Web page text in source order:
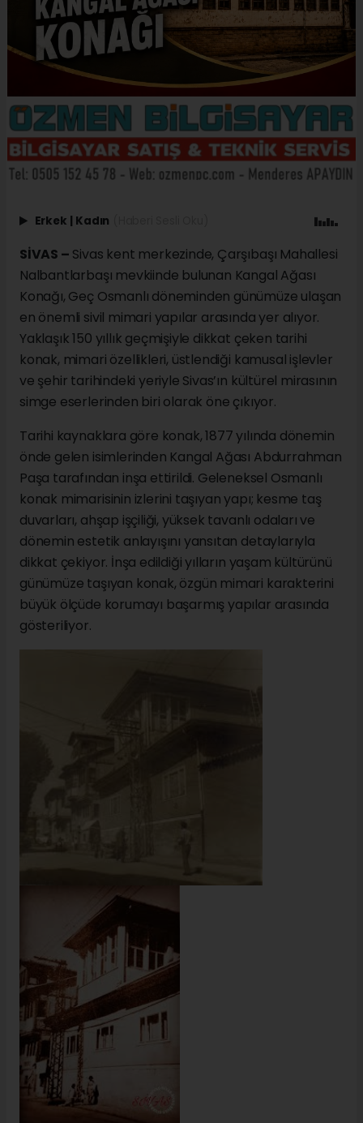
Erkek | Kadın
SİVAS – Sivas kent merkezinde, Çarşıbaşı Mahallesi
Nalbantlarbaşı mevkiinde bulunan Kangal Ağası
Konağı, Geç Osmanlı döneminden günümüze ulaşan
en önemli sivil mimari yapılar arasında yer alıyor.
Yaklaşık 150 yıllık geçmişiyle dikkat çeken tarihi
konak, mimari özellikleri, üstlendiği kamusal işlevler
ve şehir tarihindeki yeriyle Sivas’ın kültürel mirasının
simge eserlerinden biri olarak öne çıkıyor.
Tarihi kaynaklara göre konak, 1877 yılında dönemin
önde gelen isimlerinden Kangal Ağası Abdurrahman
Paşa tarafından inşa ettirildi. Geleneksel Osmanlı
konak mimarisinin izlerini taşıyan yapı; kesme taş
duvarları, ahşap işçiliği, yüksek tavanlı odaları ve
dönemin estetik anlayışını yansıtan detaylarıyla
dikkat çekiyor. İnşa edildiği yılların yaşam kültürünü
günümüze taşıyan konak, özgün mimari karakterini
büyük ölçüde korumayı başarmış yapılar arasında
gösteriliyor.